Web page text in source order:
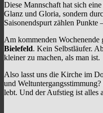
Diese Mannschaft hat sich
Glanz und Gloria, sondern
Saisonendspurt zählen Punkte
Am kommenden Wochenende
Bielefeld. Kein Selbstläufer.
kleiner zu machen, als man ist.
Also lasst uns die Kirche im
und
lebt. Und der Aufstieg ist alles